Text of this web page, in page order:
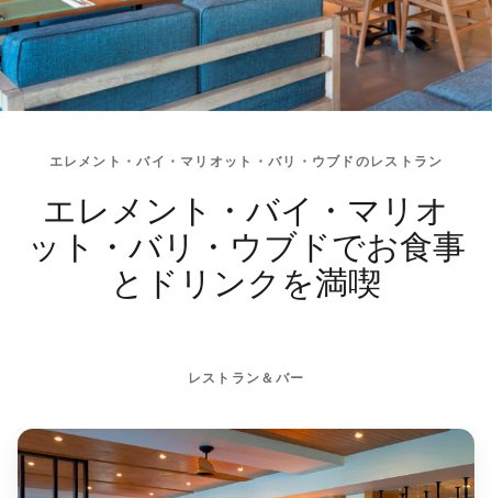
エレメント・バイ・マリオット・バリ・ウブドのレストラン
エレメント・バイ・マリオ
ット・バリ・ウブドでお食事
とドリンクを満喫
レストラン＆バー